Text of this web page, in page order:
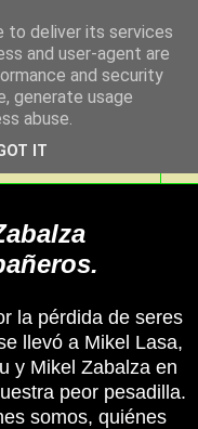
la pérdida de seres
llevó a Mikel Lasa,
y Mikel Zabalza en
peor pesadilla.
somos, quiénes
to deliver its services
and user-agent are
and security
generate usage
abuse.
IT